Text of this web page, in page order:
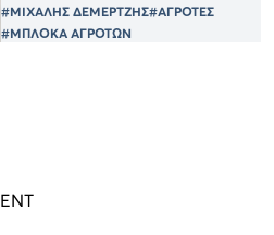
#ΜΙΧΑΛΗΣ ΔΕΜΕΡΤΖΗΣ#ΑΓΡΟΤΕΣ
#ΜΠΛΟΚΑ ΑΓΡΟΤΩΝ